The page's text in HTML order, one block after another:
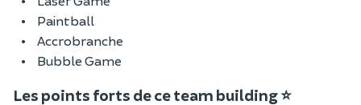
Paintball
Accrobranche
Bubble Game
Les points forts de ce team building ⭐